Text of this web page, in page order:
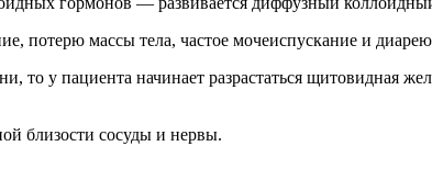
потерю массы тела, частое мочеиспускание и
то у пациента начинает разрастаться щитовидная
близости сосуды и нервы.